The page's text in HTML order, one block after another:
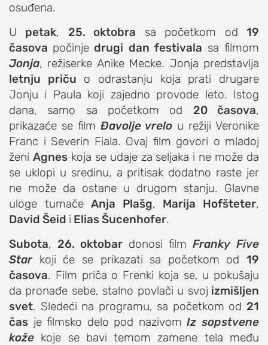
fakulteti
studentski život
zdravlje
it
kolumna
sdl podkast
STUDENTSKI DNEVNI LIST
o nama
impresum
kontakt
osuđena.
U petak, 25. oktobra sa početkom od19
časova počinje drugi dan festivala sa filmom
Jonja, režiserke Anike Mecke. Jonja predstavlja
letnju priču o odrastanju koja prati drugare
Jonju i Paula koji zajedno provode leto. Istog
dana, samo sa početkom od 20 časova,
prikazaće se film Đavolje vrelo u režiji Veronike
Franc i Severin Fiala. Ovaj film govori o mladoj
ženi Agneskoja se udaje za seljaka i ne može da
se uklopi u sredinu, a pritisak dodatno raste jer
ne može da ostane u drugom stanju. Glavne
uloge tumačeAnja Plašg, Marija Hofšteter,
David Šeid i Elias Šucenhofer.
Subota, 26. oktobar donosi film Franky Five
Star koji će se prikazati sa početkom od 19
časova. Film priča o Frenki koja se, u pokušaju
da pronađe sebe, stalno povlači u svoj izmišljen
svet. Sledeći na programu, sa početkom od 21
čas je filmsko delo pod nazivom Iz sopstvene
kože koje se bavi temom zamene tela među